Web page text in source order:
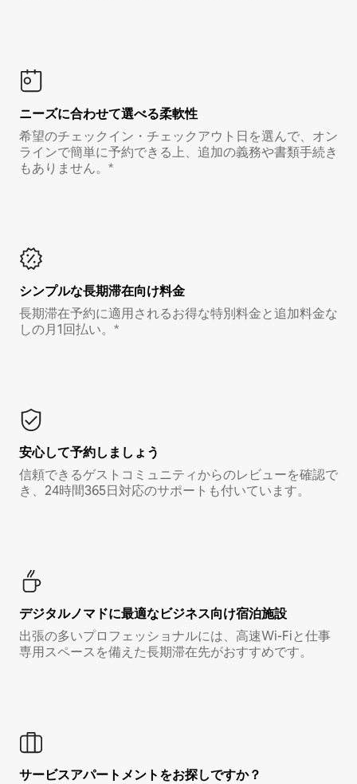
ニーズに合わせて選べる柔軟性
希望のチェックイン・チェックアウト日を選んで、オン
ラインで簡単に予約できる上、追加の義務や書類手続き
もありません。*
シンプルな長期滞在向け料金
長期滞在予約に適用されるお得な特別料金と追加料金な
しの月1回払い。*
安心して予約しましょう
信頼できるゲストコミュニティからのレビューを確認で
き、24時間365日対応のサポートも付いています。
デジタルノマド⁠に最⁠適⁠なビ⁠ジ⁠ネ⁠ス⁠向⁠け宿⁠泊⁠施⁠設
出張の多いプロフェッショナルには、高速Wi-Fiと仕事
専用スペースを備えた長期滞在先がおすすめです。
サービスアパートメントをお探しですか？